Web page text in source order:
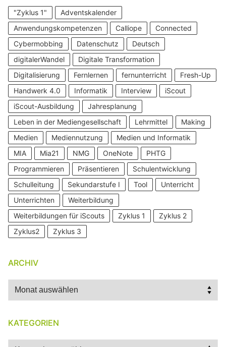
"Zyklus 1"
Adventskalender
Anwendungskompetenzen
Calliope
Connected
Cybermobbing
Datenschutz
Deutsch
digitalerWandel
Digitale Transformation
Digitalisierung
Fernlernen fernunterricht
Fresh-Up
Handwerk 4.0
Informatik Interview
iScout
iScout-Ausbildung
Jahresplanung
Leben in der Mediengesellschaft
Lehrmittel
Making
Medien
Mediennutzung
Medien und Informatik
MIA
Mia21 NMG OneNote
PHTG
Programmieren
Präsentieren
Schulentwicklung
Schulleitung
Sekundarstufe I Tool
Unterricht
Unterrichten
Weiterbildung
Weiterbildungen für iScouts
Zyklus 1
Zyklus 2
Zyklus2
Zyklus 3
ARCHIV
Archiv
KATEGORIEN
Kategorien